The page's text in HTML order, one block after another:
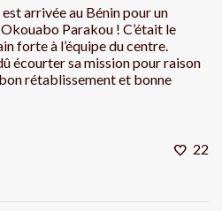
arrivée au Bénin pour un
Parakou ! C’était le
forte à l’équipe du centre.
écourter sa mission pour raison
rétablissement et bonne
22